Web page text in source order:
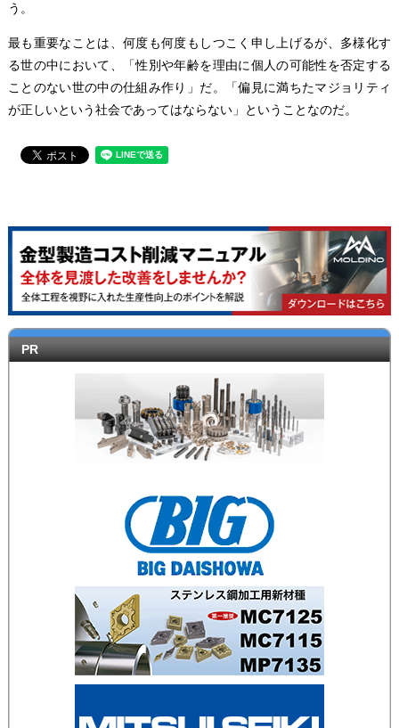
う。
最も重要なことは、何度も何度もしつこく申し上げるが、多様化す
る世の中において、「性別や年齢を理由に個人の可能性を否定する
ことのない世の中の仕組み作り」だ。「偏見に満ちたマジョリティ
が正しいという社会であってはならない」ということなのだ。
PR